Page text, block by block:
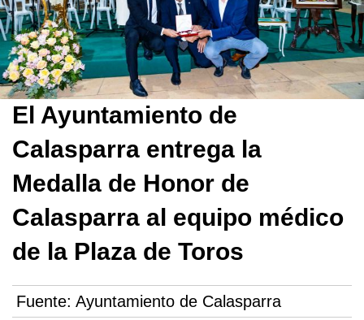
El Ayuntamiento de
Calasparra entrega la
Medalla de Honor de
Calasparra al equipo médico
de la Plaza de Toros
Fuente: Ayuntamiento de Calasparra